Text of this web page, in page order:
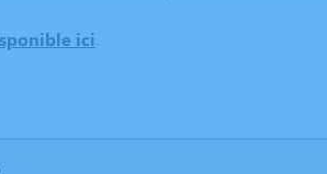
ici.